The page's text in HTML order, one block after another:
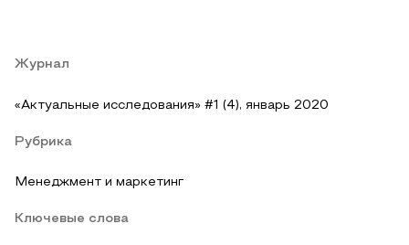
Журнал
«Актуальные исследования» #1 (4), январь 2020
Рубрика
Менеджмент и маркетинг
Ключевые слова